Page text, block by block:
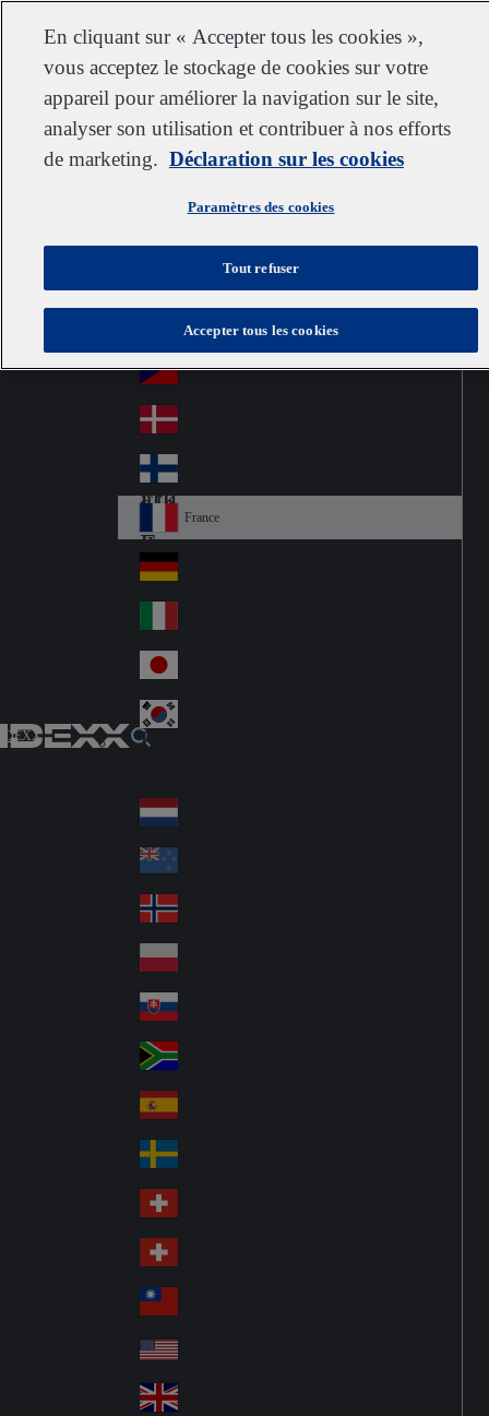
Go to home
Jump to navigation
Service clientèleNous contacter S’abonner Carrières chez IDEXX Fournisseurs
IDEXX
France
Au
Australia
Br
l
Ca
da
Ch
ina
Cz
ec
h
Česko
De
nm
ark
Fin
d
Fra
nc
e
France
Ge
an
y
Ital
y
Jap
an
Ko
Lat
in
A
me
ric
a
Ne
the
rla
nd
s
Ne
w
Ze
ala
nd
No
rw
ay
Pol
an
d
Slo
va
kia
So
uth
Af
ric
a
Sp
ain
Sw
ed
en
Sw
itz
erl
an
d
Sw
itz
erl
an
d
wa
n
A
En cliquant sur « Accepter tous les cookies »,
vous acceptez le stockage de cookies sur votre
appareil pour améliorer la navigation sur le site,
analyser son utilisation et contribuer à nos efforts
de marketing. Déclaration sur les cookies
Paramètres des cookies
Tout refuser
Accepter tous les cookies